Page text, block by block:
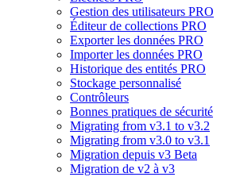
Gestion des utilisateurs PRO
Éditeur de collections PRO
Exporter les données PRO
Importer les données PRO
Historique des entités PRO
Stockage personnalisé
Contrôleurs
Bonnes pratiques de sécurité
Migrating from v3.1 to v3.2
Migrating from v3.0 to v3.1
Migration depuis v3 Beta
Migration de v2 à v3